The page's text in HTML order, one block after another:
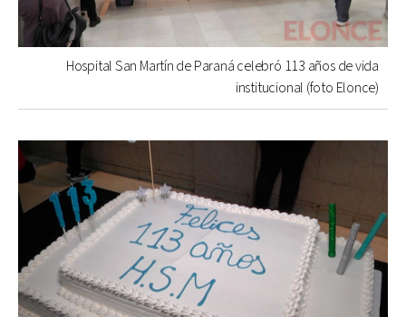
Hospital San Martín de Paraná celebró 113 años de vida
institucional (foto Elonce)